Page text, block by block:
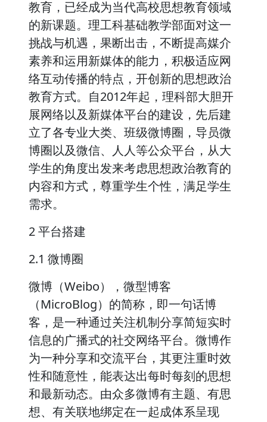
教育，已经成为当代高校思想教育领域
的新课题。理工科基础教学部面对这一
挑战与机遇，果断出击，不断提高媒介
素养和运用新媒体的能力，积极适应网
络互动传播的特点，开创新的思想政治
教育方式。自2012年起，理科部大胆开
展网络以及新媒体平台的建设，先后建
立了各专业大类、班级微博圈，导员微
博圈以及微信、人人等公众平台，从大
学生的角度出发来考虑思想政治教育的
内容和方式，尊重学生个性，满足学生
需求。
2 平台搭建
2.1 微博圈
微博（Weibo），微型博客
（MicroBlog）的简称，即一句话博
客，是一种通过关注机制分享简短实时
信息的广播式的社交网络平台。微博作
为一种分享和交流平台，其更注重时效
性和随意性，能表达出每时每刻的思想
和最新动态。由众多微博有主题、有思
想、有关联地绑定在一起成体系呈现